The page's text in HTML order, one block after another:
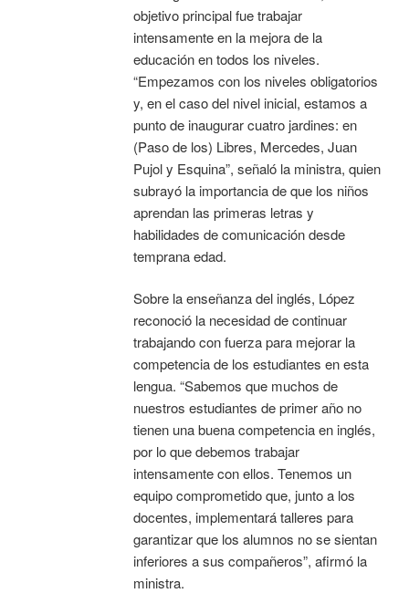
objetivo principal fue trabajar
intensamente en la mejora de la
educación en todos los niveles.
“Empezamos con los niveles obligatorios
y, en el caso del nivel inicial, estamos a
punto de inaugurar cuatro jardines: en
(Paso de los) Libres, Mercedes, Juan
Pujol y Esquina”, señaló la ministra, quien
subrayó la importancia de que los niños
aprendan las primeras letras y
habilidades de comunicación desde
temprana edad.
Sobre la enseñanza del inglés, López
reconoció la necesidad de continuar
trabajando con fuerza para mejorar la
competencia de los estudiantes en esta
lengua. “Sabemos que muchos de
nuestros estudiantes de primer año no
tienen una buena competencia en inglés,
por lo que debemos trabajar
intensamente con ellos. Tenemos un
equipo comprometido que, junto a los
docentes, implementará talleres para
garantizar que los alumnos no se sientan
inferiores a sus compañeros”, afirmó la
ministra.